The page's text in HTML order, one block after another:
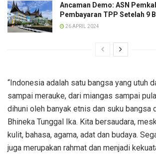
Ancaman Demo: ASN
Pembayaran TPP Setelah 9
26 APRIL 2024
“Indonesia adalah satu bangsa yang utuh
sampai merauke, dari miangas sampai
dihuni oleh banyak etnis dan suku bangsa
Bhineka Tunggal Ika. Kita bersaudara,
kulit, bahasa, agama, adat dan budaya.
juga merupakan rahmat dan menjadi